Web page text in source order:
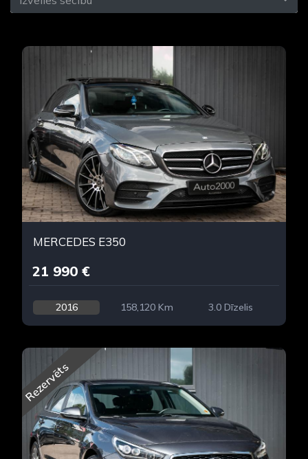
MERCEDES E350
21 990 €
2016 158,120 Km 3.0 Dīzelis
Rezervēts